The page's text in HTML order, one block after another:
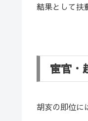
結果として扶
宦官・
胡亥の即位に